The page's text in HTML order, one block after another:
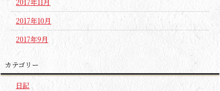
2017年11月
2017年10月
2017年9月
カテゴリー
日記